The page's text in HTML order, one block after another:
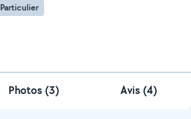
Particulier
Photos (3) Avis (4)